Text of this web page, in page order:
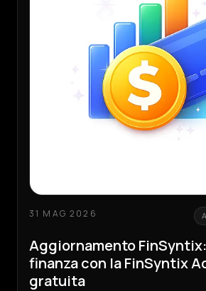
31 MAG 2026
Aggiornamento
finanza con la FinSyntix
gratuita